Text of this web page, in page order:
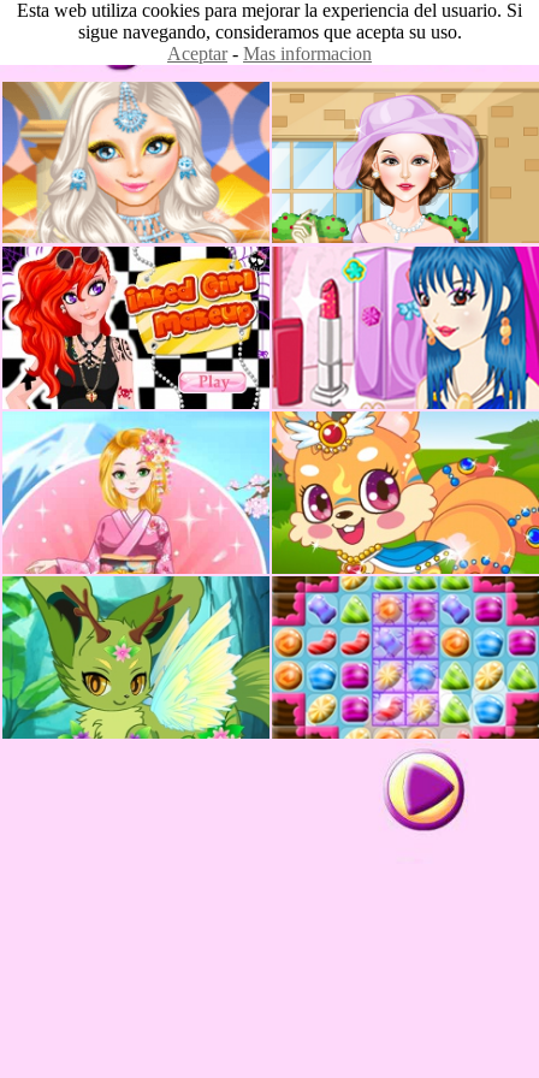
Esta web utiliza cookies para mejorar la experiencia del usuario. Si
sigue navegando, consideramos que acepta su uso.
Aceptar- Mas informacion